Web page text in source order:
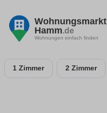
Wohnungsmarkt
Hamm.de
Wohnungen einfach finden
1 Zimmer 2 Zimmer